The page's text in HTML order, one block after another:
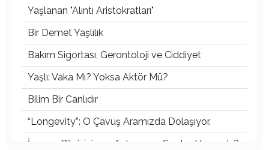
Yaşlanan "Alıntı Aristokratları"
Bir Demet Yaşlılık
Bakım Sigortası, Gerontoloji ve Ciddiyet
Yaşlı: Vaka Mı? Yoksa Aktör Mü?
Bilim Bir Canlıdır
“Longevity”: O Çavuş Aramızda Dolaşıyor.
İnsanın Bilgisinin ve Anlayışının Sınırları Var mıdır?